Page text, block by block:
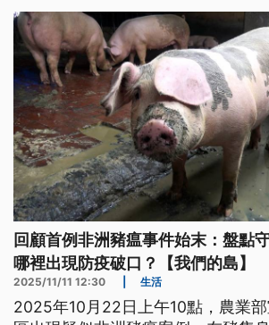
物清理法》收取廚餘代處理費用。
回顧首例非洲豬瘟事件始末：盤點
哪裡出現防疫破口？【我們的島】
2025/11/11 12:30 生活
2025年10月22日上午10點，農業